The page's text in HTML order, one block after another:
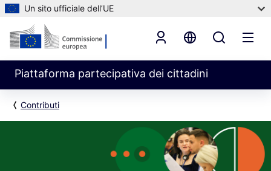
Un sito ufficiale dell’UE
Piattaforma partecipativa dei cittadini
Contributi